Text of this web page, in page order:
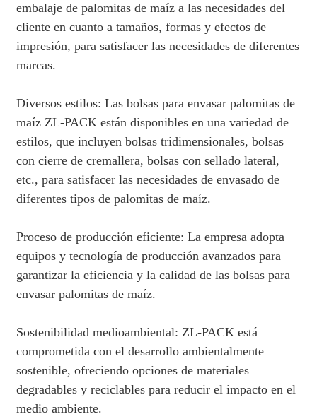
embalaje de palomitas de maíz a las necesidades del
cliente en cuanto a tamaños, formas y efectos de
impresión, para satisfacer las necesidades de diferentes
marcas.
Diversos estilos: Las bolsas para envasar palomitas de
maíz ZL-PACK están disponibles en una variedad de
estilos, que incluyen bolsas tridimensionales, bolsas
con cierre de cremallera, bolsas con sellado lateral,
etc., para satisfacer las necesidades de envasado de
diferentes tipos de palomitas de maíz.
Proceso de producción eficiente: La empresa adopta
equipos y tecnología de producción avanzados para
garantizar la eficiencia y la calidad de las bolsas para
envasar palomitas de maíz.
Sostenibilidad medioambiental: ZL-PACK está
comprometida con el desarrollo ambientalmente
sostenible, ofreciendo opciones de materiales
degradables y reciclables para reducir el impacto en el
medio ambiente.